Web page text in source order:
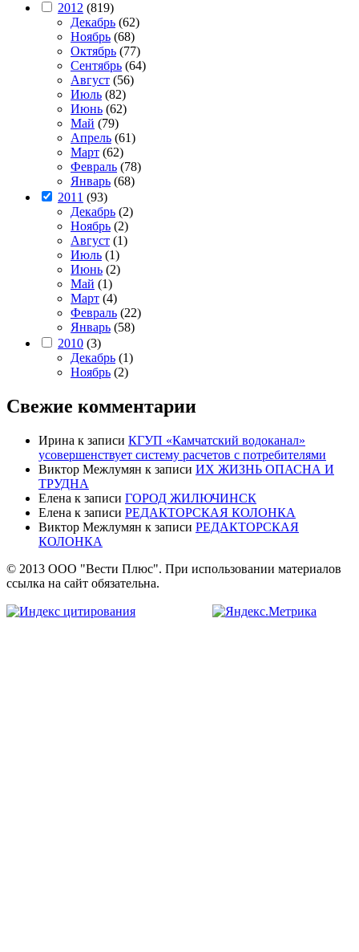
2012 (819)
Декабрь (62)
Ноябрь (68)
Октябрь (77)
Сентябрь (64)
Август (56)
Июль (82)
Июнь (62)
Май (79)
Апрель (61)
Март (62)
Февраль (78)
Январь (68)
2011 (93)
Декабрь (2)
Ноябрь (2)
Август (1)
Июль (1)
Июнь (2)
Май (1)
Март (4)
Февраль (22)
Январь (58)
2010 (3)
Декабрь (1)
Ноябрь (2)
Свежие комментарии
Ирина к записи КГУП «Камчатский водоканал»
усовершенствует систему расчетов с потребителями
Виктор Межлумян к записи ИХ ЖИЗНЬ ОПАСНА И
ТРУДНА
Елена к записи ГОРОД ЖИЛЮЧИНСК
Елена к записи РЕДАКТОРСКАЯ КОЛОНКА
Виктор Межлумян к записи РЕДАКТОРСКАЯ
КОЛОНКА
© 2013 ООО "Вести Плюс". При использовании материалов
ссылка на сайт обязательна.